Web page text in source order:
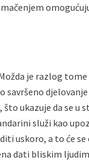
je razlog
savršeno
ukazuje da se u
služi kao
uskoro, a to će
dati bliskim